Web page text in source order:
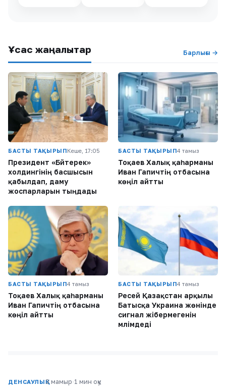
Ұқсас жаңалықтар Барлығы →
БАСТЫ ТАҚЫРЫПКеше, 17:05
Президент «Бәйтерек»
холдингінің басшысын
қабылдап, даму
жоспарларын тыңдады
БАСТЫ ТАҚЫРЫП4 тамыз
Тоқаев Халық қаһарманы
Иван Гапичтің отбасына
көңіл айтты
БАСТЫ ТАҚЫРЫП4 тамыз
Тоқаев Халық қаһарманы
Иван Гапичтің отбасына
көңіл айтты
БАСТЫ ТАҚЫРЫП4 тамыз
Ресей Қазақстан арқылы
Батысқа Украина жөнінде
сигнал жібермегенін
мәлімдеді
ДЕНСАУЛЫҚ3 мамыр·1 мин оқу